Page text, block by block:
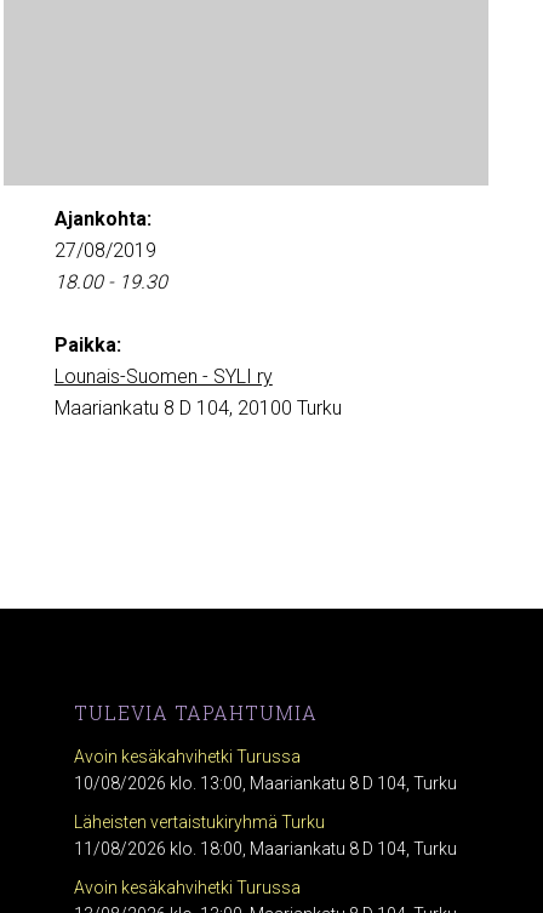
Ajankohta:
27/08/2019
18.00 - 19.30
Paikka:
Lounais-Suomen - SYLI ry
Maariankatu 8 D 104, 20100 Turku
TULEVIA TAPAHTUMIA
Avoin kesäkahvihetki Turussa
10/08/2026 klo. 13:00, Maariankatu 8 D 104, Turku
Läheisten vertaistukiryhmä Turku
11/08/2026 klo. 18:00, Maariankatu 8 D 104, Turku
Avoin kesäkahvihetki Turussa